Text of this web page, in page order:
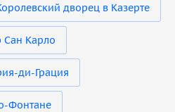
дворец в Казерте
Сан Карло
ди-Грация
Фонтане